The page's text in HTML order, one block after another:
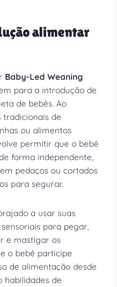
alimentar
Baby-Led Weaning
para a introdução de
de bebês. Ao
de
ou alimentos
permitir que o bebê
forma independente,
pedaços ou cortados
para segurar.
a usar suas
para pegar,
e mastigar os
o bebê participe
de alimentação desde
habilidades de